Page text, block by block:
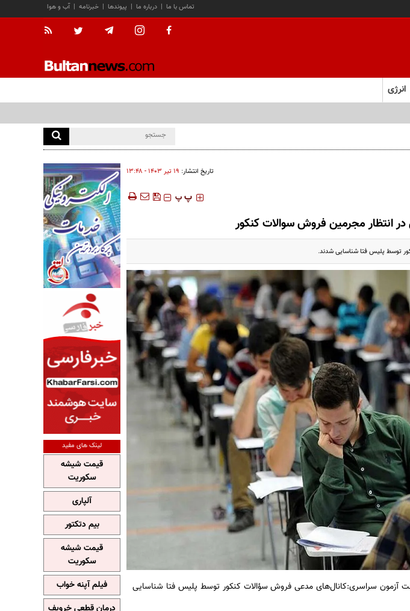
آب و هوا | خبرنامه | پیوندها | درباره ما | تماس با ما
انرژی
تاریخ انتشار: ۱۹ تير ۱۴۰۳ - ۱۳:۴۸
‍‍‍ پ پ
توسط پلیس فتا شناسایی شدند.
آزمون سراسری:کانال‌های مدعی فروش سؤالات کنکور توسط پلیس فتا شناسایی
لینک های مفید
قیمت شیشه
سکوریت
آلپاری
بیم دتکتور
قیمت شیشه
سکوریت
فیلم آپنه خواب